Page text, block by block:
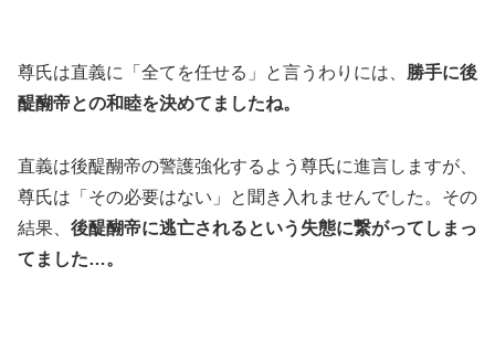
尊氏は直義に「全てを任せる」と言うわりには、 勝手に後
醍醐帝との和睦を決めてましたね。
直義は後醍醐帝の警護強化するよう尊氏に進言しますが、
尊氏は「その必要はない」と聞き入れませんでした。その
結果、 後醍醐帝に逃亡されるという失態に繋がってしまっ
てました…。